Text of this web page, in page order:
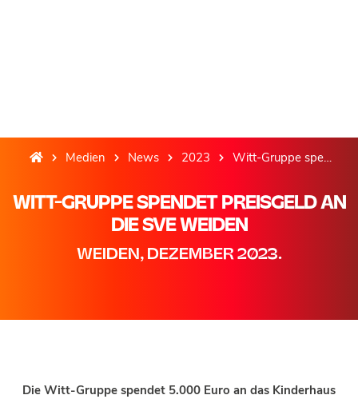
Medien News 2023 Witt-Gruppe spendet Preisgeld an die SVE Weiden
WITT-GRUPPE SPENDET PREISGELD AN
DIE SVE WEIDEN
WEIDEN, DEZEMBER 2023.
Die Witt-Gruppe spendet 5.000 Euro an das Kinderhaus